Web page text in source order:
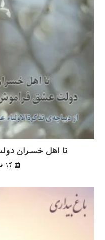
تا اهل خسران
۱۴ فروردین ۱۴۰۴